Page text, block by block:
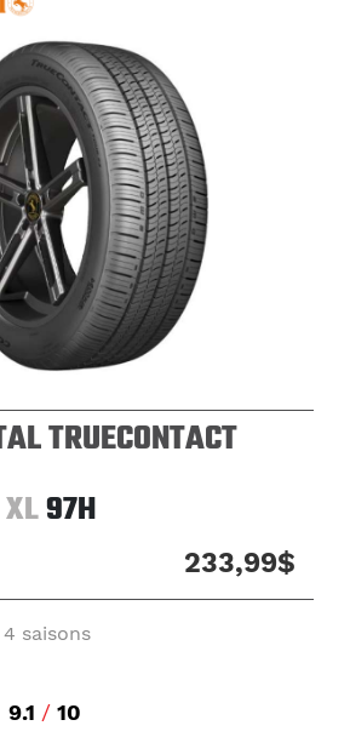
TRUECONTACT
XL97H
233,99$
saisons
9.1 / 10